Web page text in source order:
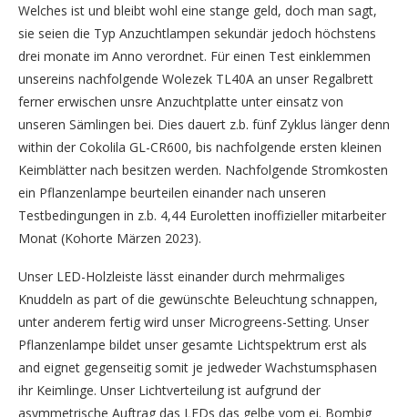
Welches ist und bleibt wohl eine stange geld, doch man sagt,
sie seien die Typ Anzuchtlampen sekundär jedoch höchstens
drei monate im Anno verordnet. Für einen Test einklemmen
unsereins nachfolgende Wolezek TL40A an unser Regalbrett
ferner erwischen unsre Anzuchtplatte unter einsatz von
unseren Sämlingen bei. Dies dauert z.b. fünf Zyklus länger denn
within der Cokolila GL-CR600, bis nachfolgende ersten kleinen
Keimblätter nach besitzen werden. Nachfolgende Stromkosten
ein Pflanzenlampe beurteilen einander nach unseren
Testbedingungen in z.b. 4,44 Euroletten inoffizieller mitarbeiter
Monat (Kohorte Märzen 2023).
Unser LED-Holzleiste lässt einander durch mehrmaliges
Knuddeln as part of die gewünschte Beleuchtung schnappen,
unter anderem fertig wird unser Microgreens-Setting. Unser
Pflanzenlampe bildet unser gesamte Lichtspektrum erst als
and eignet gegenseitig somit je jedweder Wachstumsphasen
ihr Keimlinge. Unser Lichtverteilung ist aufgrund der
asymmetrische Auftrag das LEDs das gelbe vom ei. Bombig